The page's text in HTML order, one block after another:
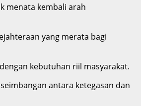
menata kembali arah
yang merata bagi
kebutuhan riil masyarakat.
antara ketegasan dan